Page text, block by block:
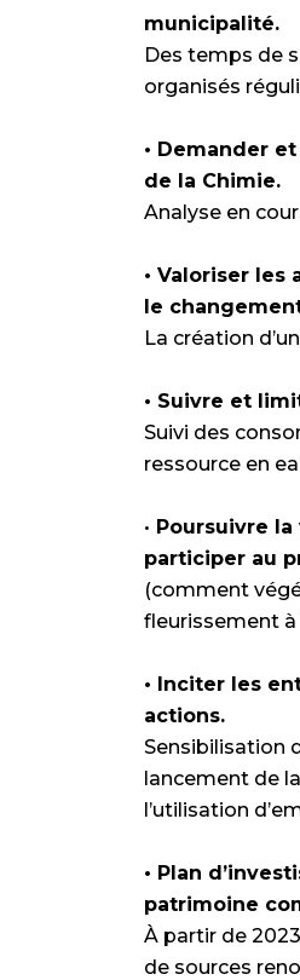
municipalité.
Des temps de
organisés
• Demander
de la Chimie.
Analyse en
• Valoriser
le
La création
• Suivre et
Suivi des
ressource en
• Poursuivre
participer au
(comment
fleurissement à
• Inciter les
actions.
Sensibilisation
lancement de
l’utilisation
• Plan
patrimoine
À partir de
de sources